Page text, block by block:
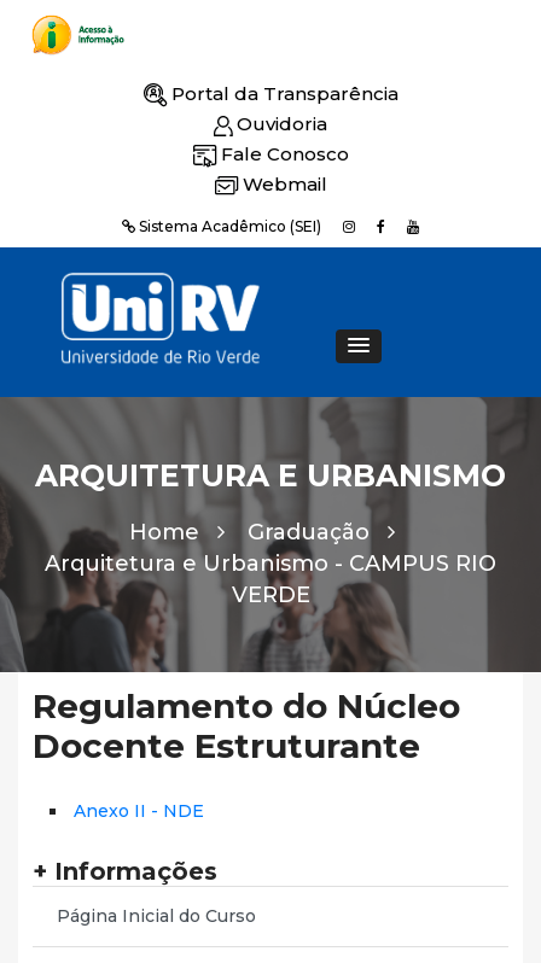
Portal da Transparência
Ouvidoria
Fale Conosco
Webmail
Sistema Acadêmico (SEI)
ARQUITETURA E URBANISMO
Home
Graduação
Arquitetura e Urbanismo - CAMPUS RIO
VERDE
Regulamento do Núcleo
Docente Estruturante
Anexo II - NDE
+ Informações
Página Inicial do Curso